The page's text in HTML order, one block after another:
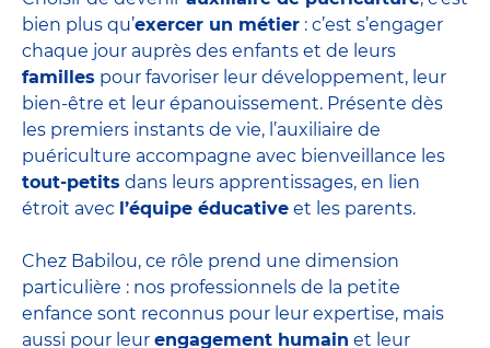
bien plus qu’exercer un métier : c’est s’engager
chaque jour auprès des enfants et de leurs
familles pour favoriser leur développement, leur
bien-être et leur épanouissement. Présente dès
les premiers instants de vie, l’auxiliaire de
puériculture accompagne avec bienveillance les
tout-petits dans leurs apprentissages, en lien
étroit avec l’équipe éducative et les parents.
Chez Babilou, ce rôle prend une dimension
particulière : nos professionnels de la petite
enfance sont reconnus pour leur expertise, mais
aussi pour leur engagement humain et leur